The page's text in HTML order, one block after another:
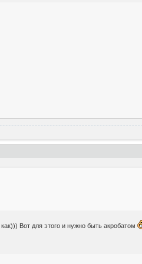
Вот для этого и нужно быть акробатом